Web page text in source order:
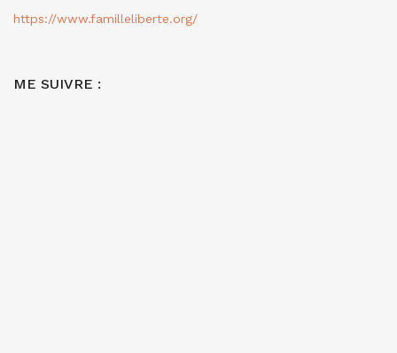
https://www.familleliberte.org/
ME SUIVRE :